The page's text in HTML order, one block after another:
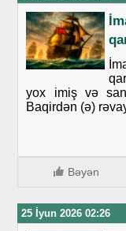
yox imiş və
Baqirdən (ə)
Bəyən
25 İyun 2026 02:26